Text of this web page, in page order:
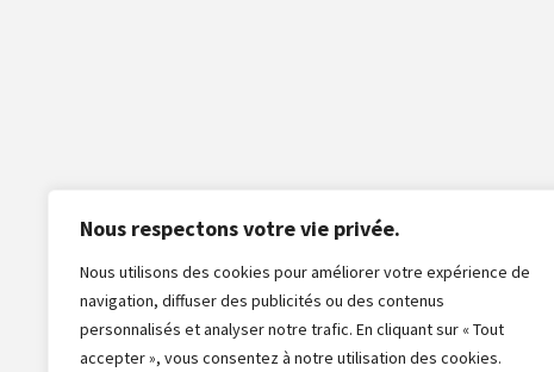
Nous respectons votre vie privée.
Nous utilisons des cookies pour améliorer votre expérience de
navigation, diffuser des publicités ou des contenus
personnalisés et analyser notre trafic. En cliquant sur « Tout
accepter », vous consentez à notre utilisation des cookies.